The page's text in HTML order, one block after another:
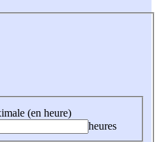
(en heure)
heures